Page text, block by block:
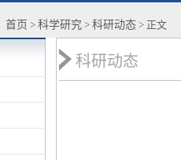
首页 > 科学研究> 科研动态> 正文
科研动态